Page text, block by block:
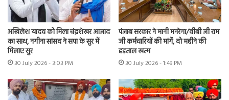
अखिलेश यादव को मिला चंद्रशेखर आजाद
का साथ, नगीना सांसद ने सपा के सुर में
मिलाए सुर
30 July 2026 - 3:03 PM
पंजाब सरकार ने मानी मनरेगा/वीबी जी राम
जी कर्मचारियों की मांगें, दो महीने की
हड़ताल खत्म
30 July 2026 - 1:49 PM